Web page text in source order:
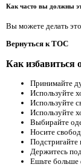
Как часто вы должны
Вы можете делать
Вернуться к TOC
Как избавиться
Принимайте
Используйте
Используйте
Используйте
Выбирайте
Носите
Держитесь
Ешьте